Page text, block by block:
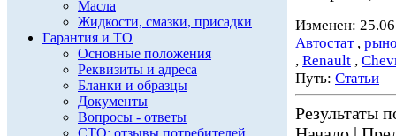
Масла
Жидкости, смазки, присадки
Гарантия и ТО
Основные положения
Реквизиты и адреса
Бланки и образцы
Документы
Вопросы - ответы
СТО: отзывы потребителей
Изменен:
Автостат,
, Renault ,
Путь: Статьи
Результаты